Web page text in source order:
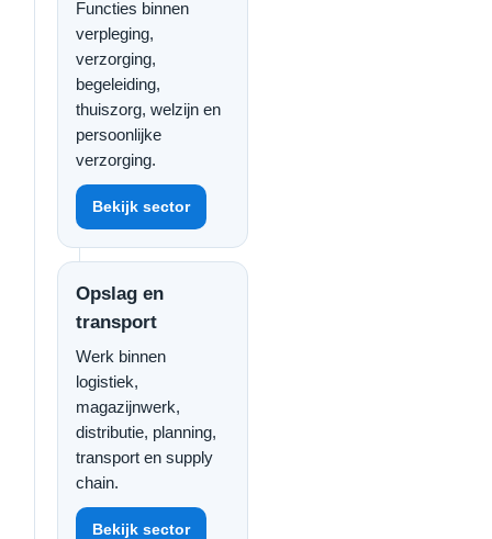
Functies binnen
verpleging,
verzorging,
begeleiding,
thuiszorg, welzijn en
persoonlijke
verzorging.
Bekijk sector
Opslag en
transport
Werk binnen
logistiek,
magazijnwerk,
distributie, planning,
transport en supply
chain.
Bekijk sector